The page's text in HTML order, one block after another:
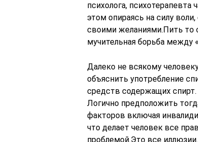
психолога, психотерапевта
этом опираясь на силу
своими желаниями.Пить то
мучительная борьба между
Далеко не всякому
объяснить употребление
средств содержащих спирт.
Логично предположить
факторов включая
что делает человек все
проблемой.Это все